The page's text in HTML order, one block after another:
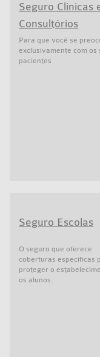
Seguro Clinicas
Consultórios
Para que você se
exclusivamente com os
pacientes
Seguro Escolas
O seguro que oferece
coberturas específicas
proteger o
os alunos.